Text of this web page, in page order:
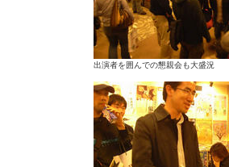
出演者を囲んでの懇親会も大盛況